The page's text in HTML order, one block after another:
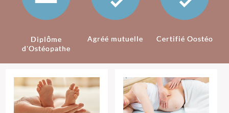
Diplôme
d'Ostéopathe
Agréé mutuelle Certifié Oostéo